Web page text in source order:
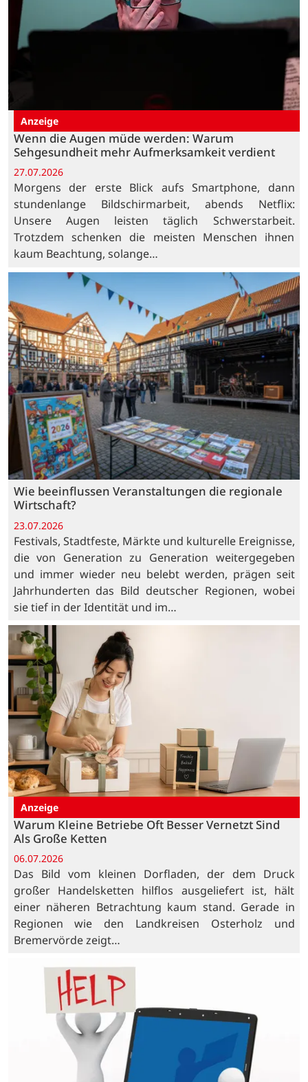
Anzeige
Wenn die Augen müde werden: Warum
Sehgesundheit mehr Aufmerksamkeit verdient
27.07.2026
Morgens der erste Blick aufs Smartphone, dann
stundenlange Bildschirmarbeit, abends Netflix:
Unsere Augen leisten täglich Schwerstarbeit.
Trotzdem schenken die meisten Menschen ihnen
kaum Beachtung, solange…
Wie beeinflussen Veranstaltungen die regionale
Wirtschaft?
23.07.2026
Festivals, Stadtfeste, Märkte und kulturelle Ereignisse,
die von Generation zu Generation weitergegeben
und immer wieder neu belebt werden, prägen seit
Jahrhunderten das Bild deutscher Regionen, wobei
sie tief in der Identität und im…
Anzeige
Warum Kleine Betriebe Oft Besser Vernetzt Sind
Als Große Ketten
06.07.2026
Das Bild vom kleinen Dorfladen, der dem Druck
großer Handelsketten hilflos ausgeliefert ist, hält
einer näheren Betrachtung kaum stand. Gerade in
Regionen wie den Landkreisen Osterholz und
Bremervörde zeigt…